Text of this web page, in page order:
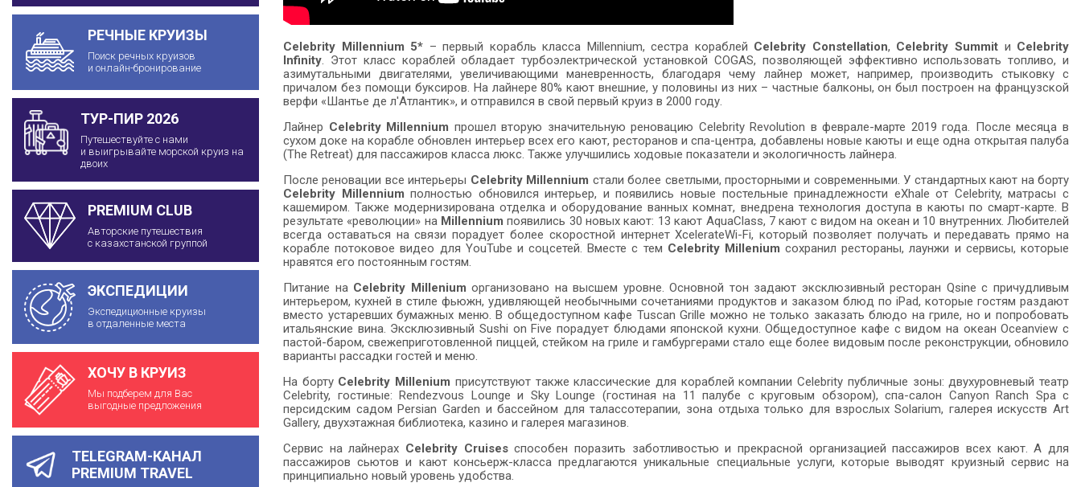
РЕЧНЫЕ КРУИЗЫ
Поиск речных круизов
и онлайн-бронирование
ТУР-ПИР 2026
Путешествуйте с нами
и выигрывайте морской круиз на
двоих
PREMIUM CLUB
Авторские путешествия
с казахстанской группой
ЭКСПЕДИЦИИ
Экспедиционные круизы
в отдаленные места
ХОЧУ В КРУИЗ
Мы подберем для Вас
выгодные предложения
TELEGRAM-КАНАЛ
PREMIUM TRAVEL
Celebrity Millennium 5* – первый корабль класса Millennium, сестра кораблей Celebrity Constellation, Celebrity Summit и Celebrity
Infinity. Этот класс кораблей обладает турбоэлектрической установкой COGAS, позволяющей эффективно использовать топливо, и
азимутальными двигателями, увеличивающими маневренность, благодаря чему лайнер может, например, производить стыковку с
причалом без помощи буксиров. На лайнере 80% кают внешние, у половины из них – частные балконы, он был построен на французской
верфи «Шантье де л'Атлантик», и отправился в свой первый круиз в 2000 году.
Лайнер Celebrity Millennium прошел вторую значительную реновацию Celebrity Revolution в феврале-марте 2019 года. После месяца в
сухом доке на корабле обновлен интерьер всех его кают, ресторанов и спа-центра, добавлены новые каюты и еще одна открытая палуба
(The Retreat) для пассажиров класса люкс. Также улучшились ходовые показатели и экологичность лайнера.
После реновации все интерьеры Celebrity Millennium стали более светлыми, просторными и современными. У стандартных кают на борту
Celebrity Millennium полностью обновился интерьер, и появились новые постельные принадлежности eXhale от Celebrity, матрасы с
кашемиром. Также модернизирована отделка и оборудование ванных комнат, внедрена технология доступа в каюты по смарт-карте. В
результате «революции» на Millennium появились 30 новых кают: 13 кают AquaClass, 7 кают с видом на океан и 10 внутренних. Любителей
всегда оставаться на связи порадует более скоростной интернет XcelerateWi-Fi, который позволяет получать и передавать прямо на
корабле потоковое видео для YouTube и соцсетей. Вместе с тем Celebrity Millеnium сохранил рестораны, лаунжи и сервисы, которые
нравятся его постоянным гостям.
Питание на Celebrity Millеnium организовано на высшем уровне. Основной тон задают эксклюзивный ресторан Qsine с причудливым
интерьером, кухней в стиле фьюжн, удивляющей необычными сочетаниями продуктов и заказом блюд по iPad, которые гостям раздают
вместо устаревших бумажных меню. В общедоступном кафе Tuscan Grille можно не только заказать блюдо на гриле, но и попробовать
итальянские вина. Эксклюзивный Sushi on Five порадует блюдами японской кухни. Общедоступное кафе с видом на океан Oceanview с
пастой-баром, свежеприготовленной пиццей, стейком на гриле и гамбургерами стало еще более видовым после реконструкции, обновило
варианты рассадки гостей и меню.
На борту Celebrity Millеnium присутствуют также классические для кораблей компании Celebrity публичные зоны: двухуровневый театр
Celebrity, гостиные: Rendezvous Lounge и Sky Lounge (гостиная на 11 палубе с круговым обзором), спа-салон Canyon Ranch Spa с
персидским садом Persian Garden и бассейном для талассотерапии, зона отдыха только для взрослых Solarium, галерея искусств Art
Gallery, двухэтажная библиотека, казино и галерея магазинов.
Сервис на лайнерах Celebrity Cruisesспособен поразить заботливостью и прекрасной организацией пассажиров всех кают. А для
пассажиров сьютов и кают консьерж-класса предлагаются уникальные специальные услуги, которые выводят круизный сервис на
принципиально новый уровень удобства.